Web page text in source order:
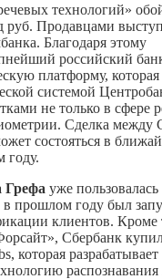
технологий»
руб. Продавцами
Благодаря этому
российский
платформу, которая
системой
не только в сфере
Сделка между
состояться в
году.
Грефа уже пользовалась
прошлом году был
клиентов. Кроме
Сбербанк
которая разрабатывает
распознавания